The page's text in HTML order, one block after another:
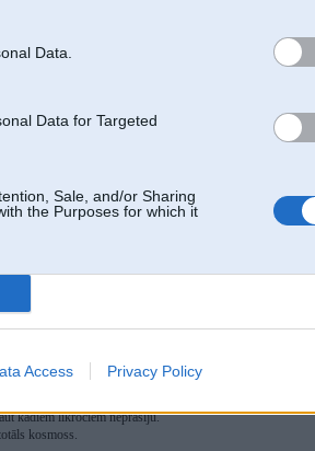
Data.
Data for Targeted
Sale, and/or Sharing
the Purposes for which it
Access Privacy Policy
09:47:43
ko piedāvā Prodex var pie galdnieka pasūtīt kvalitatīvas
tieši pirms mēneša 4 jaunas iekšdurvis no Prodex ielika,
kādiem līkročiem neprasīju.
kosmoss.